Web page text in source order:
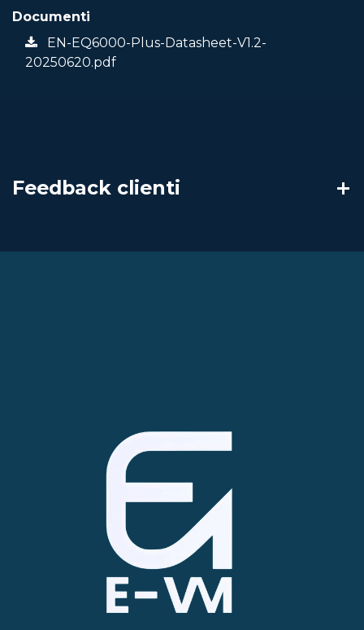
Documenti
EN-EQ6000-Plus-Datasheet-V1.2-
20250620.pdf
Feedback clienti